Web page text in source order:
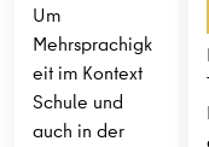
Um
Mehrsprachigk
eit im Kontext
Schule und
auch in der